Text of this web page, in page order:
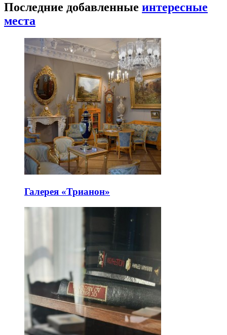
Последние добавленные интересные
места
Галерея «Трианон»